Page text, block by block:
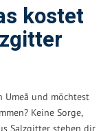
kostet
Umeå und möchtest
Keine Sorge,
Salzgitter stehen dir